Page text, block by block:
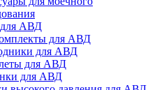
АВД
для АВД
для АВД
для АВД
для АВД